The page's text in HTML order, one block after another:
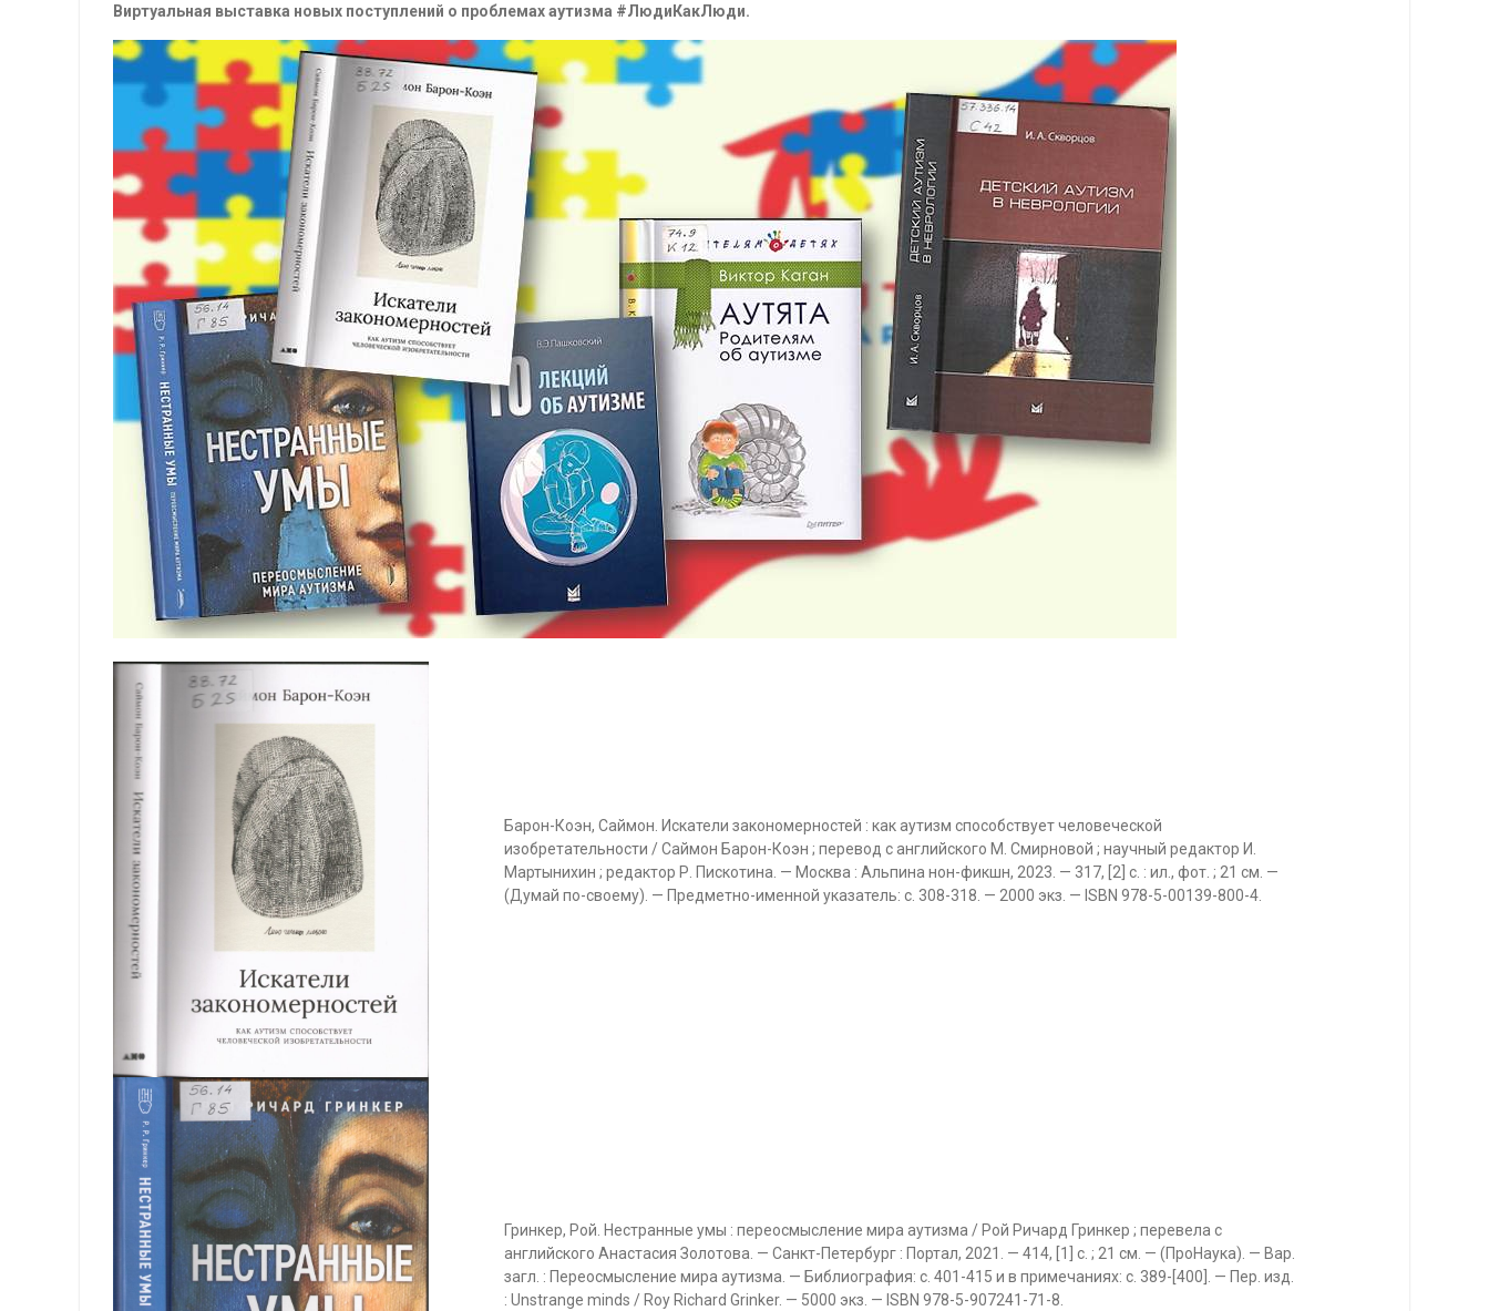
Виртуальная выставка новых поступлений о проблемах аутизма #ЛюдиКакЛюди.
Барон-Коэн, Саймон. Искатели закономерностей : как аутизм способствует человеческой
изобретательности / Саймон Барон-Коэн ; перевод с английского М. Смирновой ; научный редактор И.
Мартынихин ; редактор Р. Пискотина. — Москва : Альпина нон-фикшн, 2023. — 317, [2] с. : ил., фот. ; 21 см. —
(Думай по-своему). — Предметно-именной указатель: с. 308-318. — 2000 экз. — ISBN 978-5-00139-800-4.
Гринкер, Рой. Нестранные умы : переосмысление мира аутизма / Рой Ричард Гринкер ; перевела с
английского Анастасия Золотова. — Санкт-Петербург : Портал, 2021. — 414, [1] с. ; 21 см. — (ПроНаука). — Вар.
загл. : Переосмысление мира аутизма. — Библиография: с. 401-415 и в примечаниях: с. 389-[400]. — Пер. изд.
: Unstrange minds / Roy Richard Grinker. — 5000 экз. — ISBN 978-5-907241-71-8.